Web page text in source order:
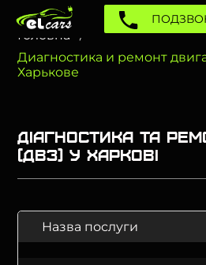
Головна
Диагностика и ремонт
Харькове
Діагностика та
(ДВЗ) у Харкові
Назва послуги